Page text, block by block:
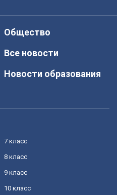
Общество
Все новости
Новости образования
7 класс
8 класс
9 класс
10 класс